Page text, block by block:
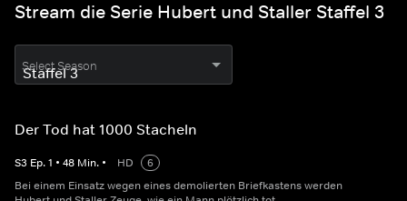
Stream die Serie Hubert und Staller Staffel 3
Select Season
Der Tod hat 1000 Stacheln
S3 Ep.1 • 48 Min. • HD
6
Bei einem Einsatz wegen eines demolierten Briefkastens werden